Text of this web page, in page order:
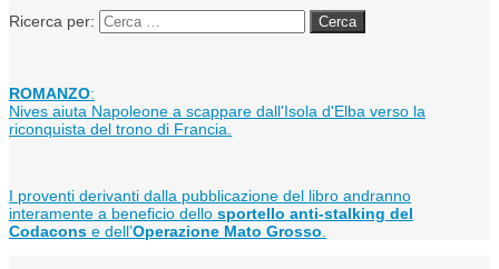
Ricerca per:
ROMANZO:
Nives aiuta Napoleone a scappare dall'Isola d'Elba verso la
riconquista del trono di Francia.
I proventi derivanti dalla pubblicazione del libro andranno
interamente a beneficio dello sportello anti-stalking del
Codacons e dell’Operazione Mato Grosso